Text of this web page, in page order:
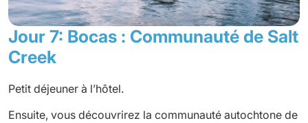
Jour 7: Bocas : Communauté de Salt
Creek
Petit déjeuner à l’hôtel.
Ensuite, vous découvrirez la communauté autochtone de